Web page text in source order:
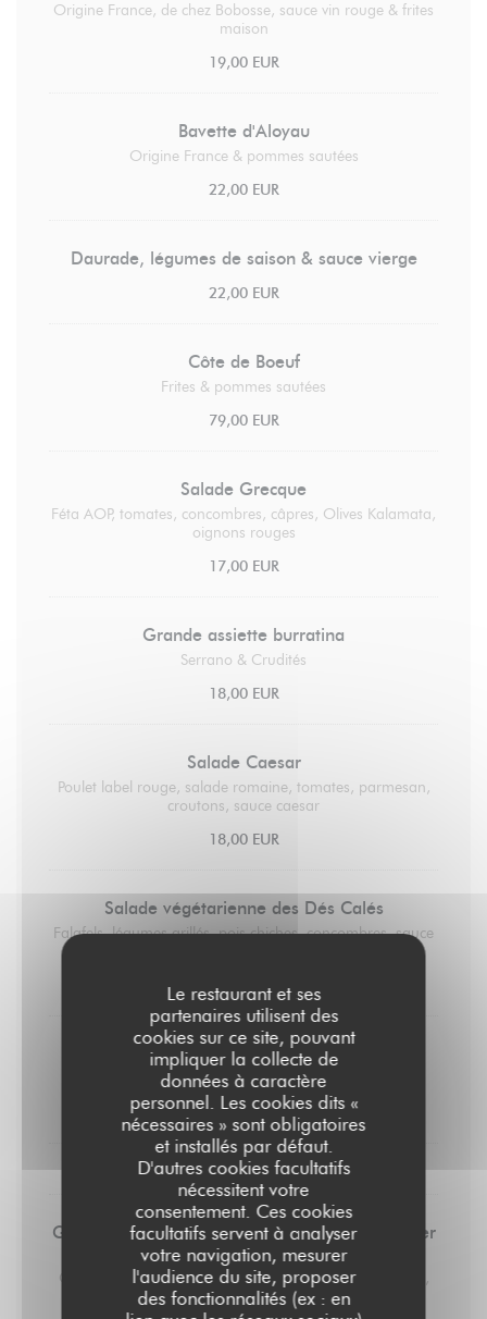
Le restaurant et ses
partenaires utilisent des
cookies sur ce site, pouvant
impliquer la collecte de
données à caractère
personnel. Les cookies dits «
nécessaires » sont obligatoires
et installés par défaut.
D'autres cookies facultatifs
nécessitent votre
consentement. Ces cookies
facultatifs servent à analyser
votre navigation, mesurer
l'audience du site, proposer
des fonctionnalités (ex : en
Origine France, de chez Bobosse, sauce vin rouge & frites
maison
19,00 EUR
Bavette d'Aloyau
Origine France & pommes sautées
22,00 EUR
Daurade, légumes de saison & sauce vierge
22,00 EUR
Côte de Boeuf
Frites & pommes sautées
79,00 EUR
Salade Grecque
Féta AOP, tomates, concombres, câpres, Olives Kalamata,
oignons rouges
17,00 EUR
Grande assiette burratina
Serrano & Crudités
18,00 EUR
Salade Caesar
Poulet label rouge, salade romaine, tomates, parmesan,
croutons, sauce caesar
18,00 EUR
Salade végétarienne des Dés Calés
Falafels, légumes grillés, pois chiches, concombres, sauce
18,00 EUR
Saucisse 170gr
Ecrasé de pommes de terre
19,00 EUR
LES DESSERTS
Glaces et sorbets préparés par un artisan glacier
(2 boules)
Chocolat, vanille, noix de coco, framboise, citron, fraise,
mangue, café